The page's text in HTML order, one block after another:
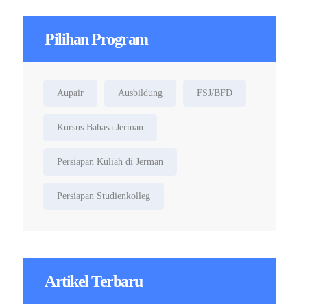
Pilihan Program
Aupair Ausbildung FSJ/BFD
Kursus Bahasa Jerman
Persiapan Kuliah di Jerman
Persiapan Studienkolleg
Artikel Terbaru